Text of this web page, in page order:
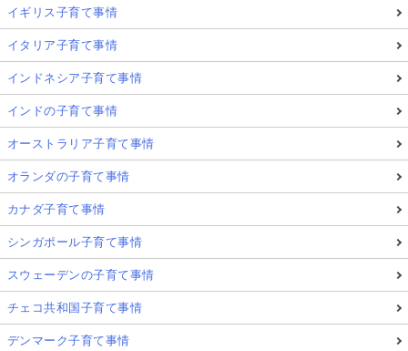
イギリス子育て事情
イタリア子育て事情
インドネシア子育て事情
インドの子育て事情
オーストラリア子育て事情
オランダの子育て事情
カナダ子育て事情
シンガポール子育て事情
スウェーデンの子育て事情
チェコ共和国子育て事情
デンマーク子育て事情